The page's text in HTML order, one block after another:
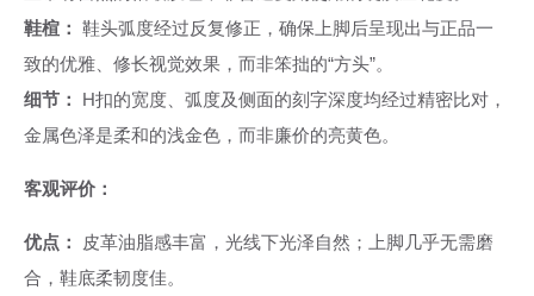
鞋楦： 鞋头弧度经过反复修正，确保上脚后呈现出与正品一
致的优雅、修长视觉效果，而非笨拙的“方头”。
细节：
H扣的宽度、弧度及侧面的刻字深度均经过精密比对，
金属色泽是柔和的浅金色，而非廉价的亮黄色。
客观评价：
优点：
皮革油脂感丰富，光线下光泽自然；上脚几乎无需磨
合，鞋底柔韧度佳。